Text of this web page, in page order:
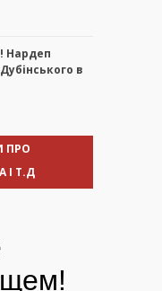
Нардеп
в
ПРО
І Т.Д